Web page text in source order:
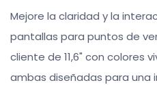
Mejore la claridad y la
pantallas para puntos de
cliente de 11,6" con colores
ambas diseñadas para